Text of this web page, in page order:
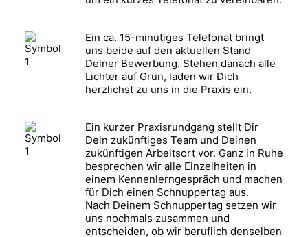
Ein ca. 15-minütiges Telefonat bringt
uns beide auf den aktuellen Stand
Deiner Bewerbung. Stehen danach alle
Lichter auf Grün, laden wir Dich
herzlichst zu uns in die Praxis ein.
Ein kurzer Praxisrundgang stellt Dir
Dein zukünftiges Team und Deinen
zukünftigen Arbeitsort vor. Ganz in Ruhe
besprechen wir alle Einzelheiten in
einem Kennenlerngespräch und machen
für Dich einen Schnuppertag aus.
Nach Deinem Schnuppertag setzen wir
uns nochmals zusammen und
entscheiden, ob wir beruflich denselben